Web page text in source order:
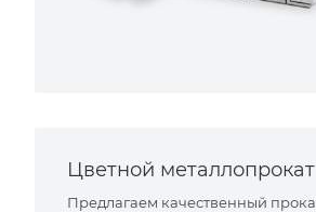
Цветной металлопрокат
Предлагаем качественный